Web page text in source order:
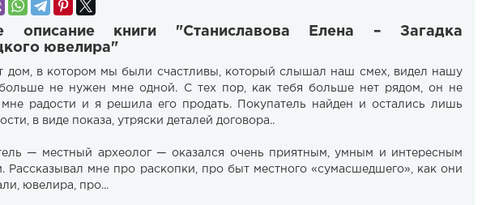
описание книги "Станиславова Елена – Загадка
ювелира"
дом, в котором мы были счастливы, который слышал наш смех, видел нашу
не нужен мне одной. С тех пор, как тебя больше нет рядом, он не
мне радости и я решила его продать. Покупатель найден и остались лишь
в виде показа, утряски деталей договора..
— местный археолог — оказался очень приятным, умным и интересным
Рассказывал мне про раскопки, про быт местного «сумасшедшего», как они
ювелира, про...